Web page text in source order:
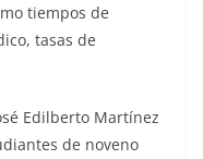
tiempos de
tasas de
Edilberto Martínez
de noveno